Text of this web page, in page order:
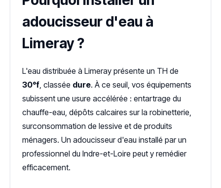
adoucisseur d'eau à
Limeray ?
L'eau distribuée à Limeray présente un TH de
30°f, classée dure. À ce seuil, vos équipements
subissent une usure accélérée : entartrage du
chauffe-eau, dépôts calcaires sur la robinetterie,
surconsommation de lessive et de produits
ménagers. Un adoucisseur d'eau installé par un
professionnel du Indre-et-Loire peut y remédier
efficacement.